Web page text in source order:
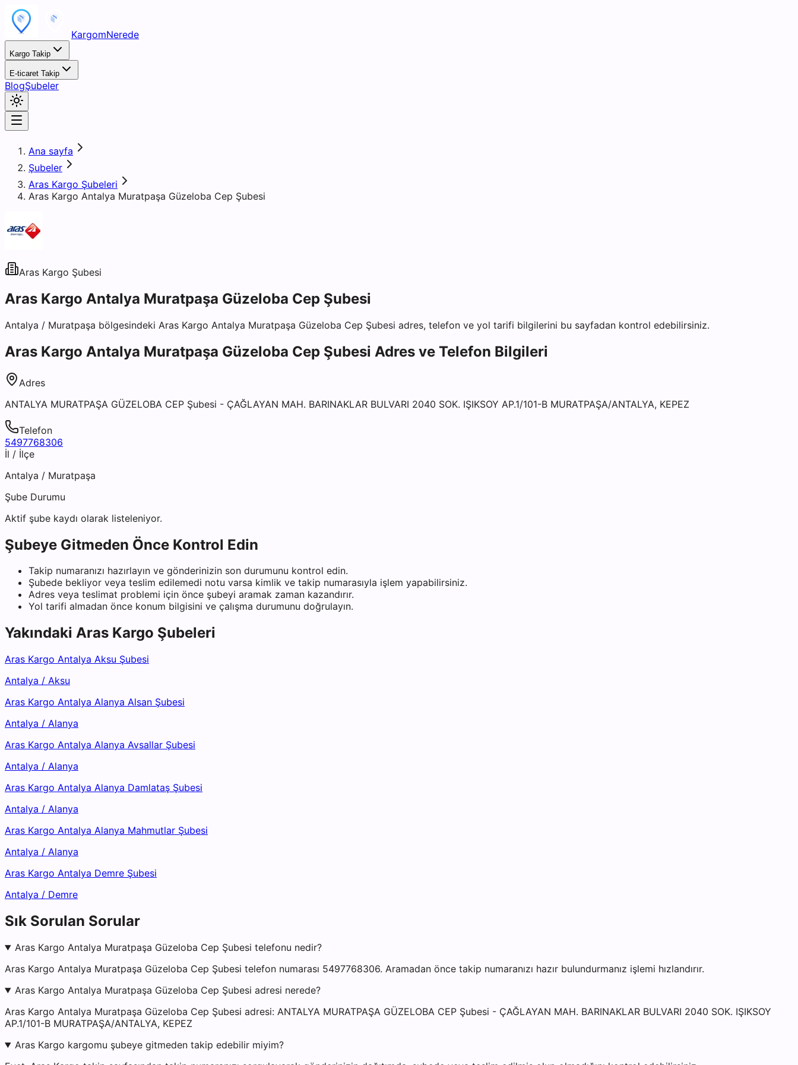
KargomNerede
Kargo Takip
E-ticaret Takip
BlogŞubeler
Ana sayfa
Şubeler
Aras Kargo Şubeleri
Aras Kargo Antalya Muratpaşa Güzeloba Cep Şubesi
Aras Kargo Şubesi
Aras Kargo Antalya Muratpaşa Güzeloba Cep Şubesi
Antalya / Muratpaşa bölgesindeki Aras Kargo Antalya Muratpaşa Güzeloba Cep Şubesi adres, telefon ve yol tarifi bilgilerini bu sayfadan kontrol edebilirsiniz.
Aras Kargo Antalya Muratpaşa Güzeloba Cep Şubesi Adres ve Telefon Bilgileri
Adres
ANTALYA MURATPAŞA GÜZELOBA CEP Şubesi - ÇAĞLAYAN MAH. BARINAKLAR BULVARI 2040 SOK. IŞIKSOY AP.1/101-B MURATPAŞA/ANTALYA, KEPEZ
Telefon
5497768306
İl / İlçe
Antalya / Muratpaşa
Şube Durumu
Aktif şube kaydı olarak listeleniyor.
Şubeye Gitmeden Önce Kontrol Edin
Takip numaranızı hazırlayın ve gönderinizin son durumunu kontrol edin.
Şubede bekliyor veya teslim edilemedi notu varsa kimlik ve takip numarasıyla işlem yapabilirsiniz.
Adres veya teslimat problemi için önce şubeyi aramak zaman kazandırır.
Yol tarifi almadan önce konum bilgisini ve çalışma durumunu doğrulayın.
Yakındaki Aras Kargo Şubeleri
Aras Kargo Antalya Aksu Şubesi
Antalya / Aksu
Aras Kargo Antalya Alanya Alsan Şubesi
Antalya / Alanya
Aras Kargo Antalya Alanya Avsallar Şubesi
Antalya / Alanya
Aras Kargo Antalya Alanya Damlataş Şubesi
Antalya / Alanya
Aras Kargo Antalya Alanya Mahmutlar Şubesi
Antalya / Alanya
Aras Kargo Antalya Demre Şubesi
Antalya / Demre
Sık Sorulan Sorular
Aras Kargo Antalya Muratpaşa Güzeloba Cep Şubesi telefonu nedir?
Aras Kargo Antalya Muratpaşa Güzeloba Cep Şubesi telefon numarası 5497768306. Aramadan önce takip numaranızı hazır bulundurmanız işlemi hızlandırır.
Aras Kargo Antalya Muratpaşa Güzeloba Cep Şubesi adresi nerede?
Aras Kargo Antalya Muratpaşa Güzeloba Cep Şubesi adresi: ANTALYA MURATPAŞA GÜZELOBA CEP Şubesi - ÇAĞLAYAN MAH. BARINAKLAR BULVARI 2040 SOK. IŞIKSOY
AP.1/101-B MURATPAŞA/ANTALYA, KEPEZ
Aras Kargo kargomu şubeye gitmeden takip edebilir miyim?